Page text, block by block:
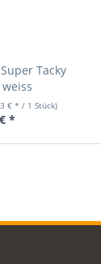
Tacky
€ * / 1 Stück)
*